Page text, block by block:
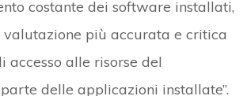
costante dei software installati,
valutazione più accurata e critica
accesso alle risorse del
delle applicazioni installate”.